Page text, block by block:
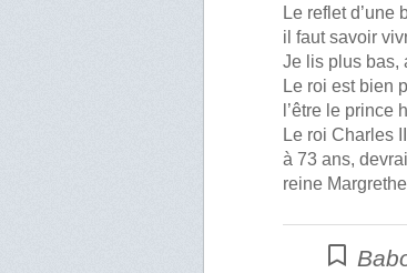
Le reflet d’une
il faut savoir
Je lis plus bas,
Le roi est bien
l’être le
Le roi Charles
à 73 ans,
reine